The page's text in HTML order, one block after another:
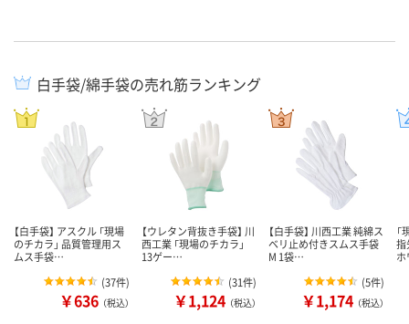
白手袋/綿手袋の売れ筋ランキング
【白手袋】 アスクル 「現場
のチカラ」 品質管理用ス
ムス手袋…
(37件)
￥636 （税込）
【ウレタン背抜き手袋】 川
西工業 「現場のチカラ」
13ゲー…
(31件)
￥1,124 （税込）
【白手袋】 川西工業 純綿ス
ベリ止め付きスムス手袋
M 1袋…
(5件)
￥1,174 （税込）
指